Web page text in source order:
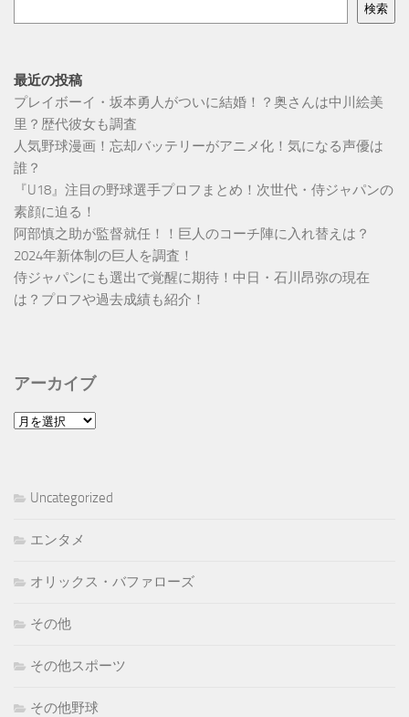
検索
最近の投稿
プレイボーイ・坂本勇人がついに結婚！？奥さんは中川絵美
里？歴代彼女も調査
人気野球漫画！忘却バッテリーがアニメ化！気になる声優は
誰？
『U18』注目の野球選手プロフまとめ！次世代・侍ジャパンの
素顔に迫る！
阿部慎之助が監督就任！！巨人のコーチ陣に入れ替えは？
2024年新体制の巨人を調査！
侍ジャパンにも選出で覚醒に期待！中日・石川昂弥の現在
は？プロフや過去成績も紹介！
アーカイブ
ア
ブ
Uncategorized
エンタメ
オリックス・バファローズ
その他
その他スポーツ
その他野球